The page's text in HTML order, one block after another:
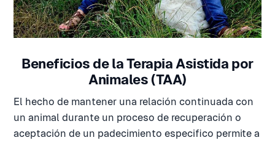
Beneficios de la Terapia Asistida por
Animales (TAA)
El hecho de mantener una relación continuada con
un animal durante un proceso de recuperación o
aceptación de un padecimiento especifico permite a